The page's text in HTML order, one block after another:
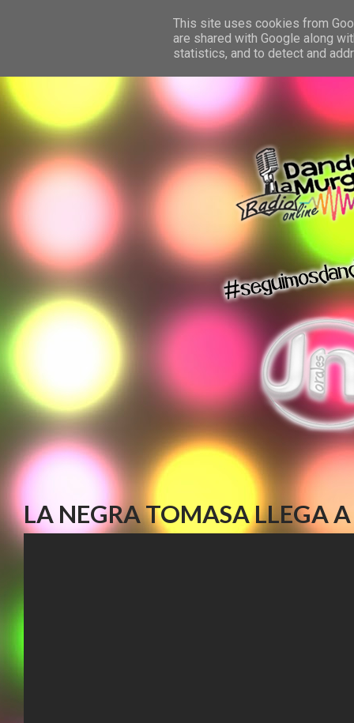
LA NEGRA TOMASA LLEGA
This site uses cookies from
are shared with Google along
statistics, and to detect and